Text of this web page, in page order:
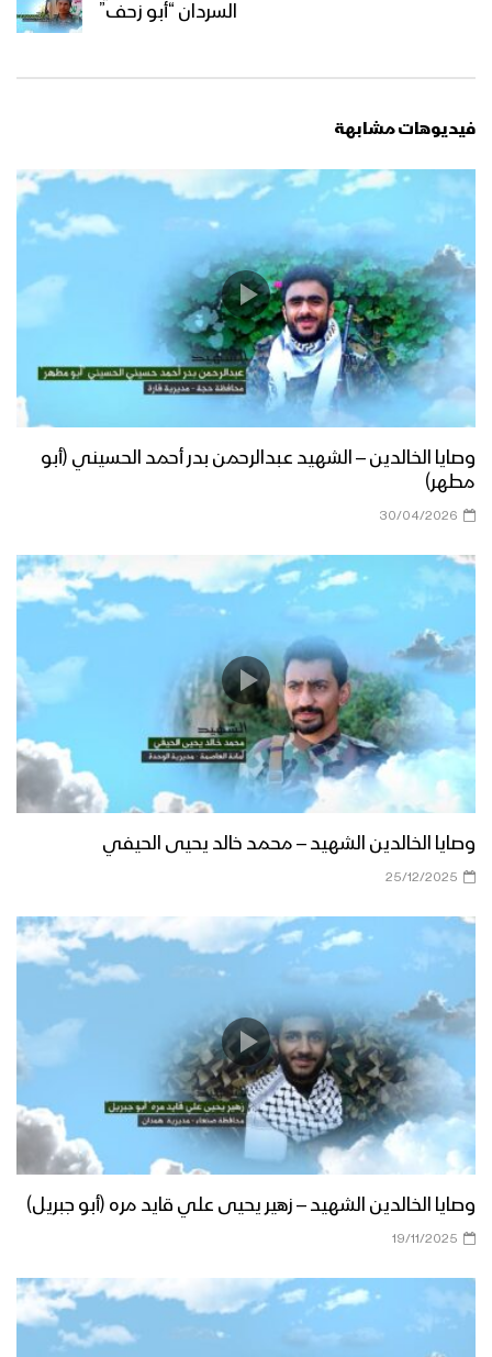
السردان “أبو زحف”
فيديوهات مشابهة
وصايا الخالدين – الشهيد عبدالرحمن بدر أحمد الحسيني (أبو
مطهر)
30/04/2026
وصايا الخالدين الشهيد – محمد خالد يحيى الحيفي
25/12/2025
وصايا الخالدين الشهيد – زهير يحيى علي قايد مره (أبو جبريل)
19/11/2025